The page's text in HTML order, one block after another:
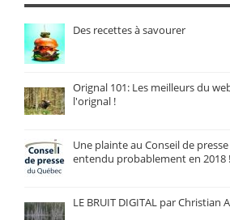
Des recettes à savourer
Orignal 101: Les meilleurs du
l'orignal !
Une plainte au Conseil de
entendu probablement en 2018 !
LE BRUIT DIGITAL par Christian